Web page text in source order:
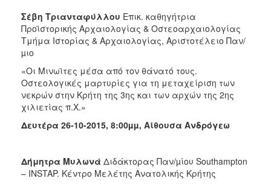
Σέβη Τριανταφύλλου Επικ. καθηγήτρια
Προϊστορικής Αρχαιολογίας & Οστεοαρχαιολογίας
Τμήμα Ιστορίας & Αρχαιολογίας, Αριστοτέλειο Παν/
µιο
«Οι Μινωϊτες μέσα από τον θάνατό τους.
Οστεολογικές μαρτυρίες για τη μεταχείριση των
νεκρών στην Κρήτη της 3ης και των αρχών της 2ης
χιλιετίας π.Χ.»
Δευτέρα 26-10-2015, 8:00µµ, Αίθουσα Ανδρόγεω
Δήμητρα Μυλωνά Διδάκτορας Παν/µίου Southampton
– INSTAP. Κέντρο Μελέτης Ανατολικής Κρήτης